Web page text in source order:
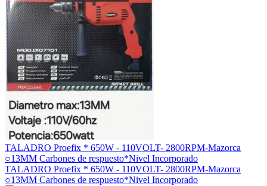
TALADRO Proefix * 650W - 110VOLT- 2800RPM-Mazorca
○13MM Carbones de respuesto*Nivel Incorporado
TALADRO Proefix * 650W - 110VOLT- 2800RPM-Mazorca
○13MM Carbones de respuesto*Nivel Incorporado